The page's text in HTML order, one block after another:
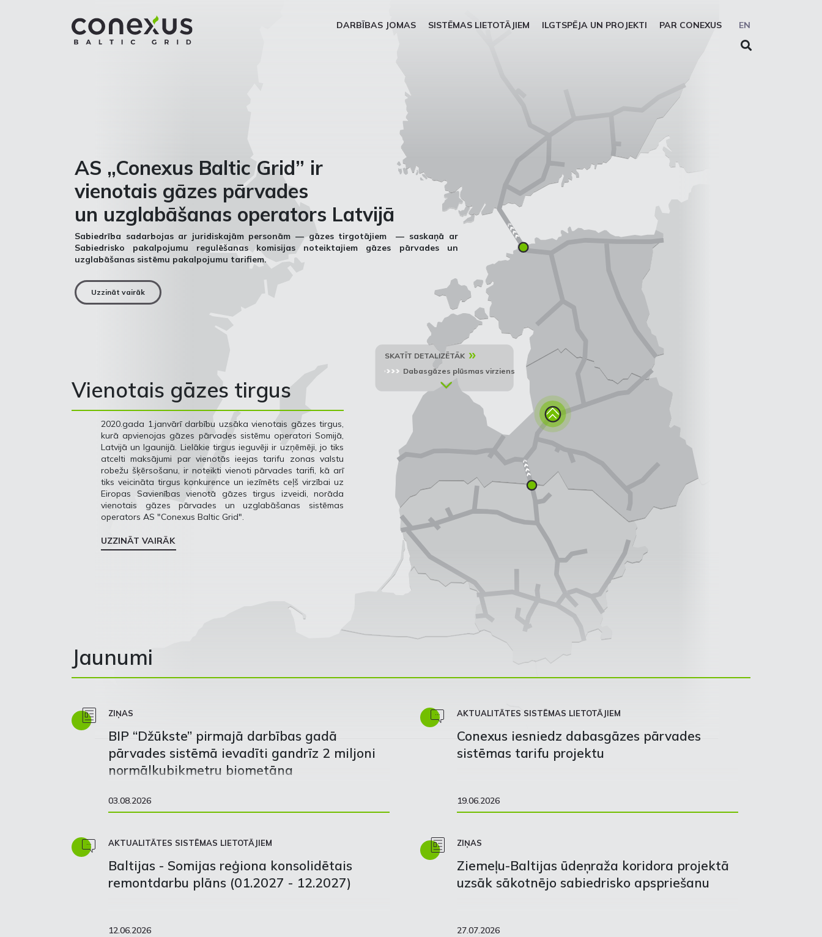
EN
DARBĪBAS JOMAS SISTĒMAS LIETOTĀJIEM ILGTSPĒJA UN PROJEKTI PAR CONEXUS
SKATĪT DETALIZĒTĀK »
Dabasgāzes plūsmas virziens
AS „Conexus Baltic Grid” ir
vienotais gāzes pārvades
un uzglabāšanas operators Latvijā
Sabiedrība sadarbojas ar juridiskajām personām — gāzes tirgotājiem — saskaņā ar
Sabiedrisko pakalpojumu regulēšanas komisijas noteiktajiem gāzes pārvades un
uzglabāšanas sistēmu pakalpojumu tarifiem.
Uzzināt vairāk
Vienotais gāzes tirgus
2020.gada 1.janvārī darbību uzsāka vienotais gāzes tirgus,
kurā apvienojas gāzes pārvades sistēmu operatori Somijā,
Latvijā un Igaunijā. Lielākie tirgus ieguvēji ir uzņēmēji, jo tiks
atcelti maksājumi par vienotās ieejas tarifu zonas valstu
robežu šķērsošanu, ir noteikti vienoti pārvades tarifi, kā arī
tiks veicināta tirgus konkurence un iezīmēts ceļš virzībai uz
Eiropas Savienības vienotā gāzes tirgus izveidi, norāda
vienotais gāzes pārvades un uzglabāšanas sistēmas
operators AS "Conexus Baltic Grid".
UZZINĀT VAIRĀK
Jaunumi
ZIŅAS
BIP “Džūkste” pirmajā darbības gadā
pārvades sistēmā ievadīti gandrīz 2 miljoni
normālkubikmetru biometāna
03.08.2026
AKTUALITĀTES SISTĒMAS LIETOTĀJIEM
Conexus iesniedz dabasgāzes pārvades
sistēmas tarifu projektu
19.06.2026
AKTUALITĀTES SISTĒMAS LIETOTĀJIEM
Baltijas - Somijas reģiona konsolidētais
remontdarbu plāns (01.2027 - 12.2027)
12.06.2026
ZIŅAS
Ziemeļu-Baltijas ūdeņraža koridora projektā
uzsāk sākotnējo sabiedrisko apspriešanu
27.07.2026